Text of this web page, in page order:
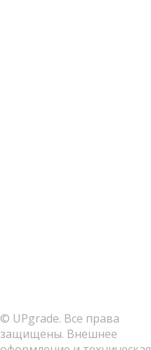
© UPgrade. Все права
защищены. Внешнее